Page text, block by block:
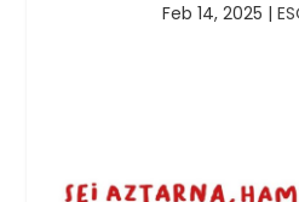
Feb 14, 2025 |